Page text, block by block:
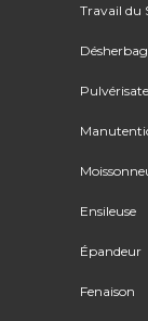
Travail du
Ensileuse
Épandeur
Fenaison